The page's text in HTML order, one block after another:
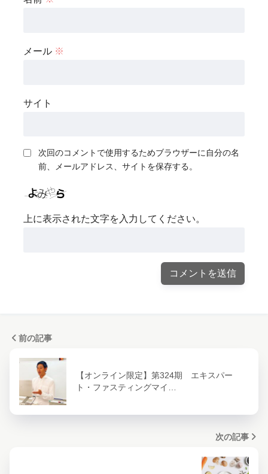
メール ※
サイト
次回のコメントで使用するためブラウザーに自分の名
前、メールアドレス、サイトを保存する。
上に表示された文字を入力してください。
前の記事
【オンライン限定】第324期 エキスパー
ト・ファスティングマイ…
次の記事